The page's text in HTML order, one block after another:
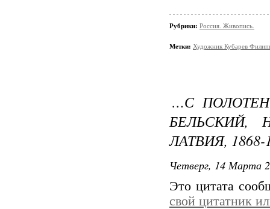
Рубрики: Россия. Живопись.
Метки: Художник Кубарев
…С
БЕЛЬСКИЙ,
ЛАТВИЯ, 1868-
Четверг, 14 Марта
Это цитата
свой цитатник